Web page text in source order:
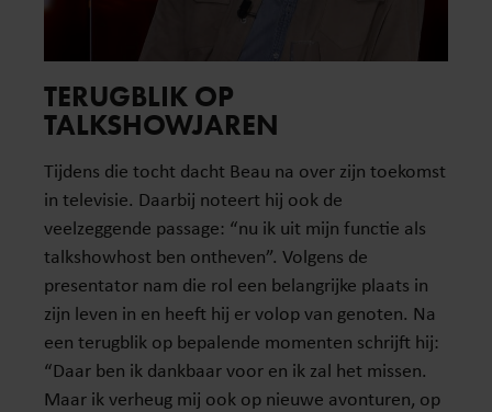
TERUGBLIK OP
TALKSHOWJAREN
Tijdens die tocht dacht Beau na over zijn toekomst
in televisie. Daarbij noteert hij ook de
veelzeggende passage: “nu ik uit mijn functie als
talkshowhost ben ontheven”. Volgens de
presentator nam die rol een belangrijke plaats in
zijn leven in en heeft hij er volop van genoten. Na
een terugblik op bepalende momenten schrijft hij:
“Daar ben ik dankbaar voor en ik zal het missen.
Maar ik verheug mij ook op nieuwe avonturen, op